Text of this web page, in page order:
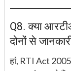
Q8. क्या
दोनों से
हां, RTI Act